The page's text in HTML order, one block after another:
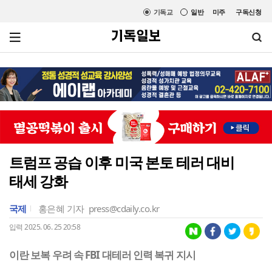
미주 구독신청
일반
기독교
트럼프 공습 이후 미국 본토 테러 대비
태세 강화
국제 홍은혜 기자 press@cdaily.co.kr
입력 2025. 06. 25 20:58
이란 보복 우려 속 FBI 대테러 인력 복귀 지시